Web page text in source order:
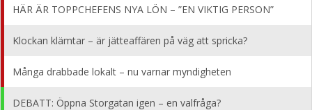
HÄR ÄR TOPPCHEFENS NYA LÖN – ”EN VIKTIG PERSON”
Klockan klämtar – är jätteaffären på väg att spricka?
Många drabbade lokalt – nu varnar myndigheten
DEBATT: Öppna Storgatan igen – en valfråga?